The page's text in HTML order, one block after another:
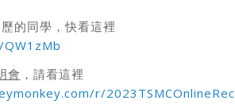
歷的同學，快看這裡
會 ，請看這裡
r/